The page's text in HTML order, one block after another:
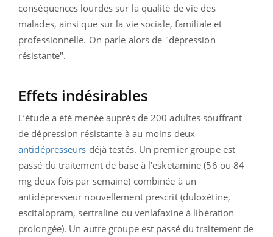
conséquences lourdes sur la qualité de vie des
malades, ainsi que sur la vie sociale, familiale et
professionnelle. On parle alors de "dépression
résistante".
Effets indésirables
L’étude a été menée auprès de 200 adultes souffrant
de dépression résistante à au moins deux
antidépresseurs déjà testés. Un premier groupe est
passé du traitement de base à l'esketamine (56 ou 84
mg deux fois par semaine) combinée à un
antidépresseur nouvellement prescrit (duloxétine,
escitalopram, sertraline ou venlafaxine à libération
prolongée). Un autre groupe est passé du traitement de